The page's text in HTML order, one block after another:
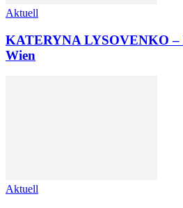
Aktuell
KATERYNA LYSOVENKO
Wien
Aktuell